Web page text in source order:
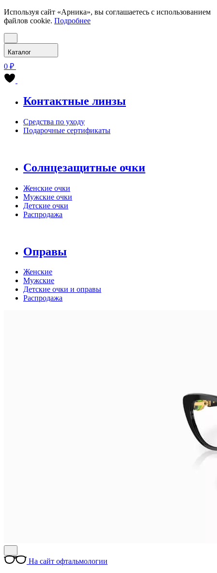
Используя сайт «Арника», вы соглашаетесь с использованием
файлов cookie. Подробнее
Каталог
0 ₽
Контактные линзы
Средства по уходу
Подарочные сертификаты
Солнцезащитные очки
Женские очки
Мужские очки
Детские очки
Распродажа
Оправы
Женские
Мужские
Детские очки и оправы
Распродажа
На сайт офтальмологии